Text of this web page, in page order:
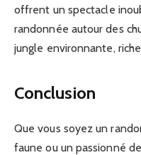
offrent un spectacle
randonnée autour des
jungle environnante,
Conclusion
Que vous soyez un
faune ou un passionné